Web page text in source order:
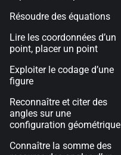
Résoudre des équations
Lire les coordonnées d’un
point, placer un point
Exploiter le codage d’une
figure
Reconnaître et citer des
angles sur une
configuration géométrique
Connaître la somme des